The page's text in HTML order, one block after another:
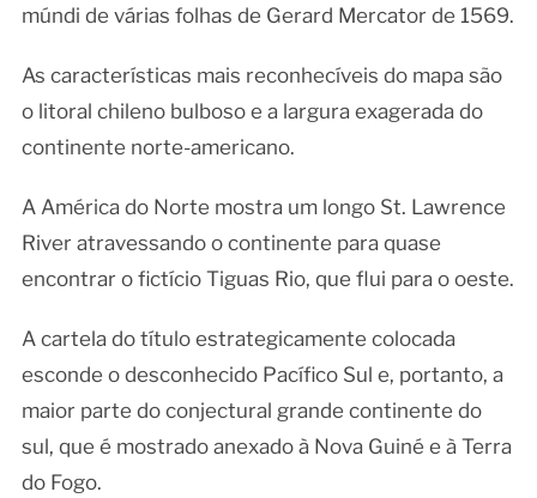
múndi de várias folhas de Gerard Mercator de 1569.
As características mais reconhecíveis do mapa são
o litoral chileno bulboso e a largura exagerada do
continente norte-americano.
A América do Norte mostra um longo St. Lawrence
River atravessando o continente para quase
encontrar o fictício Tiguas Rio, que flui para o oeste.
A cartela do título estrategicamente colocada
esconde o desconhecido Pacífico Sul e, portanto, a
maior parte do conjectural grande continente do
sul, que é mostrado anexado à Nova Guiné e à Terra
do Fogo.